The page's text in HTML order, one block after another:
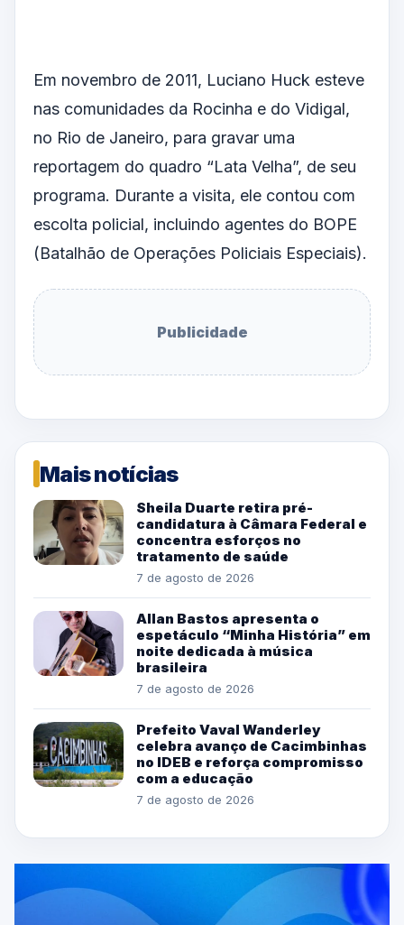
Em novembro de 2011, Luciano Huck esteve
nas comunidades da Rocinha e do Vidigal,
no Rio de Janeiro, para gravar uma
reportagem do quadro “Lata Velha”, de seu
programa. Durante a visita, ele contou com
escolta policial, incluindo agentes do BOPE
(Batalhão de Operações Policiais Especiais).
Publicidade
Mais notícias
Sheila Duarte retira pré-
candidatura à Câmara Federal e
concentra esforços no
tratamento de saúde
7 de agosto de 2026
Allan Bastos apresenta o
espetáculo “Minha História” em
noite dedicada à música
brasileira
7 de agosto de 2026
Prefeito Vaval Wanderley
celebra avanço de Cacimbinhas
no IDEB e reforça compromisso
com a educação
7 de agosto de 2026